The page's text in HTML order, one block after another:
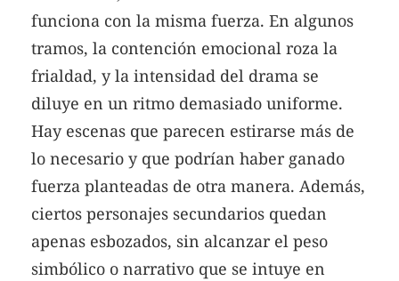
funciona con la misma fuerza. En algunos
tramos, la contención emocional roza la
frialdad, y la intensidad del drama se
diluye en un ritmo demasiado uniforme.
Hay escenas que parecen estirarse más de
lo necesario y que podrían haber ganado
fuerza planteadas de otra manera. Además,
ciertos personajes secundarios quedan
apenas esbozados, sin alcanzar el peso
simbólico o narrativo que se intuye en